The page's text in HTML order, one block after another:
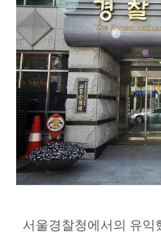
서울경찰청에서의 유익